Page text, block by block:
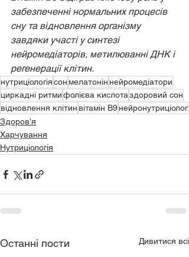
забезпеченні нормальних процесів
сну та відновлення організму
завдяки участі у синтезі
нейромедіаторів, метилюванні ДНК і
регенерації клітин.
нутриціологіясон мелатонін нейромедіатори
циркадні ритмифолієва кислотаздоровий сон
відновлення клітин вітамін B9нейронутриціолог
Здоров’я
Харчування
Нутриціологія
Останні пости Дивитися всі